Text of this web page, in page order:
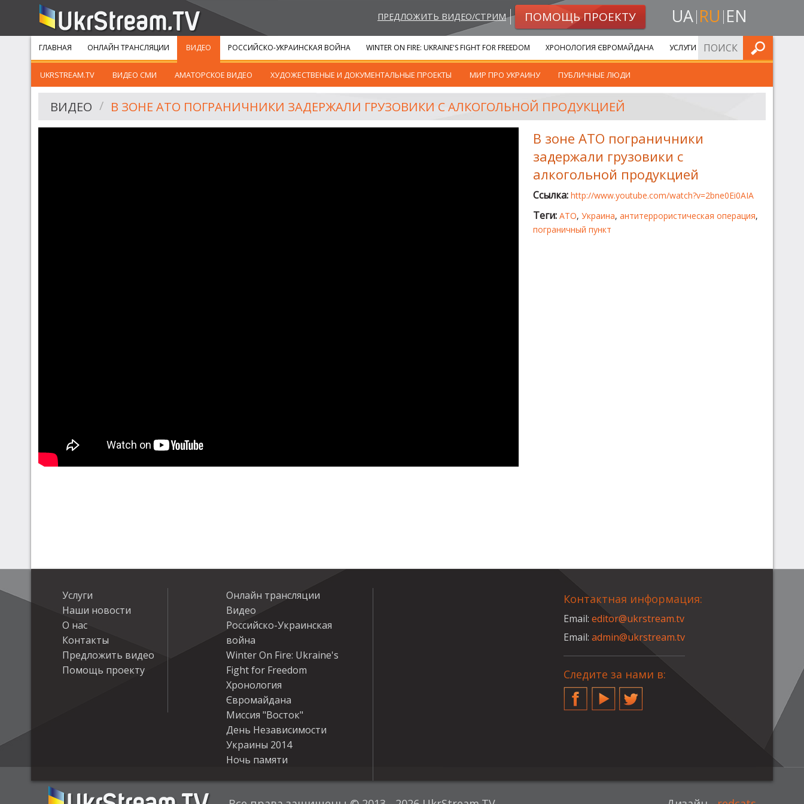
ПРЕДЛОЖИТЬ ВИДЕО/СТРИМ ПОМОЩЬ ПРОЕКТУ UA RU EN
ГЛАВНАЯ ОНЛАЙН ТРАНСЛЯЦИИ ВИДЕО
UKRSTREAM.TV ВИДЕО СМИ АМАТОРСКОЕ ВИДЕО ХУДОЖЕСТВЕНЫЕ И ДОКУМЕНТАЛЬНЫЕ ПРОЕКТЫ МИР ПРО УКРАИНУ ПУБЛИЧНЫЕ ЛЮДИ
РОССИЙСКО-УКРАИНСКАЯ ВОЙНА WINTER ON FIRE: UKRAINE'S FIGHT FOR FREEDOM ХРОНОЛОГИЯ ЄВРОМАЙДАНА УСЛУГИ ИСКАТЬ
ВИДЕО В ЗОНЕ АТО ПОГРАНИЧНИКИ ЗАДЕРЖАЛИ ГРУЗОВИКИ С АЛКОГОЛЬНОЙ ПРОДУКЦИЕЙ
В зоне АТО пограничники
задержали грузовики с
алкогольной продукцией
Ссылка: http://www.youtube.com/watch?v=2bne0Ei0AIA
Теги: АТО, Украина, антитеррористическая операция,
пограничный пункт
Услуги
Наши новости
О нас
Контакты
Предложить видео
Помощь проекту
Онлайн трансляции
Видео
Российско-Украинская
война
Winter On Fire: Ukraine's
Fight for Freedom
Хронология
Євромайдана
Миссия "Восток"
День Независимости
Украины 2014
Ночь памяти
Контактная информация:
Email:editor@ukrstream.tv
Email:admin@ukrstream.tv
Следите за нами в:
FacebookYouTubeTwitter